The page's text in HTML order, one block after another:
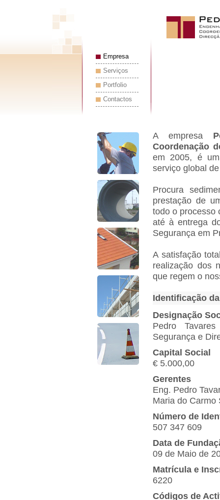
Empresa
Serviços
Portfolio
Contactos
A empresa
Coordenação
em 2005, é
serviço global
Procura
prestação de
todo o processo
até à entrega
Segurança em
A satisfação
realização dos
que regem o
Identificação
Designação
Pedro
Segurança e
Capital Social
€ 5.000,00
Gerentes
Eng. Pedro
Maria do Carmo
Número de
507 347 609
Data de
09 de Maio de
Matrícula e
6220
Códigos de